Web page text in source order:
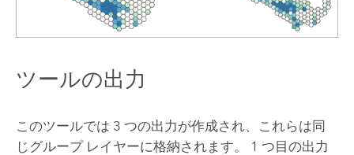
ツールの出力
このツールでは 3 つの出力が作成され、これらは同
じグループ レイヤーに格納されます。 1 つ目の出力